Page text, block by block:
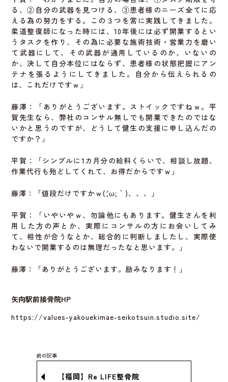
る、②自分の武器を見つける、③患者様のニーズ全てに応
える為の努力をする。この３つを常に実践してきました。
柔道整復師になった時には、10年後には必ず開業するとい
うタスクを作り、その為に必要な施術技術・営業力を磨い
て武器にして、その武器が通用しているのか、いないの
か、決して自分本位にはならず、患者様の状態把握にアン
テナを張るようにしてきました。自分から伝えられるの
は、これだけですｗ」
藤澤：「ありがとうございます。ストイックですねｗ。平
賀先生なら、弊社のコンサル無しでも開業できたのではな
いかと思うのですが、どうして健生の支援に申し込んだの
ですか？」
平賀：「シンプルに1カ月分の給料くらいで、相談し放題、
作業代行も殆どしてくれて、お得だからですｗ」
藤澤：「値段だけですかｗ(´;ω;｀)、、、」
平賀：「いやいやｗ、勿論他にもあります。健生さんを利
用した方の声とか、実際にコンサルの方にお会いしてみ
て、相性が合うなとか、総合的に判断しましたし、実際使
わないで開業するのは無理だったなと思います。」
藤澤：「ありがとうございます。励みなります！」
矢向駅前接骨院HP
https://values-yakouekimae-seikotsuin.studio.site/
【福岡】Re LIFE整骨院